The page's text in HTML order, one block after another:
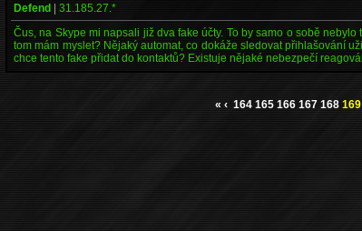
Defend |31.185.27.*
Čus, na Skype mi napsali již dva fake účty. To by samo o sobě
tom mám myslet? Nějaký automat, co dokáže sledovat přihlašování
chce tento fake přidat do kontaktů? Existuje nějaké nebezpečí
« ‹ 164 165 166 167 168 169